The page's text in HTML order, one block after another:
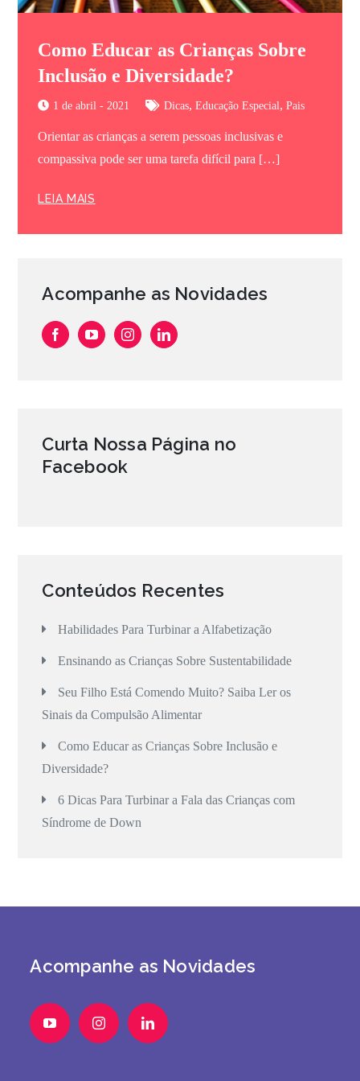
Como Educar as Crianças Sobre
Inclusão e Diversidade?
1 de abril - 2021 Dicas,Educação Especial,Pais
Orientar as crianças a serem pessoas inclusivas e
compassiva pode ser uma tarefa difícil para […]
LEIA MAIS
Acompanhe as Novidades
Curta Nossa Página no
Facebook
Conteúdos Recentes
Habilidades Para Turbinar a Alfabetização
Ensinando as Crianças Sobre Sustentabilidade
Seu Filho Está Comendo Muito? Saiba Ler os
Sinais da Compulsão Alimentar
Como Educar as Crianças Sobre Inclusão e
Diversidade?
6 Dicas Para Turbinar a Fala das Crianças com
Síndrome de Down
Acompanhe as Novidades